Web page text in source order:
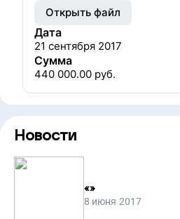
Открыть файл
Дата
21 сентября 2017
Сумма
440 000.00 руб.
Новости
«»
8 июня 2017